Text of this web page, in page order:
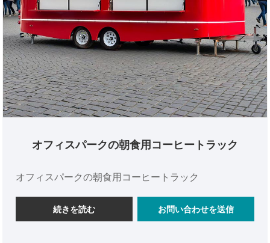
オフィスパークの朝食用コーヒートラック
オフィスパークの朝食用コーヒートラック
続きを読む お問い合わせを送信